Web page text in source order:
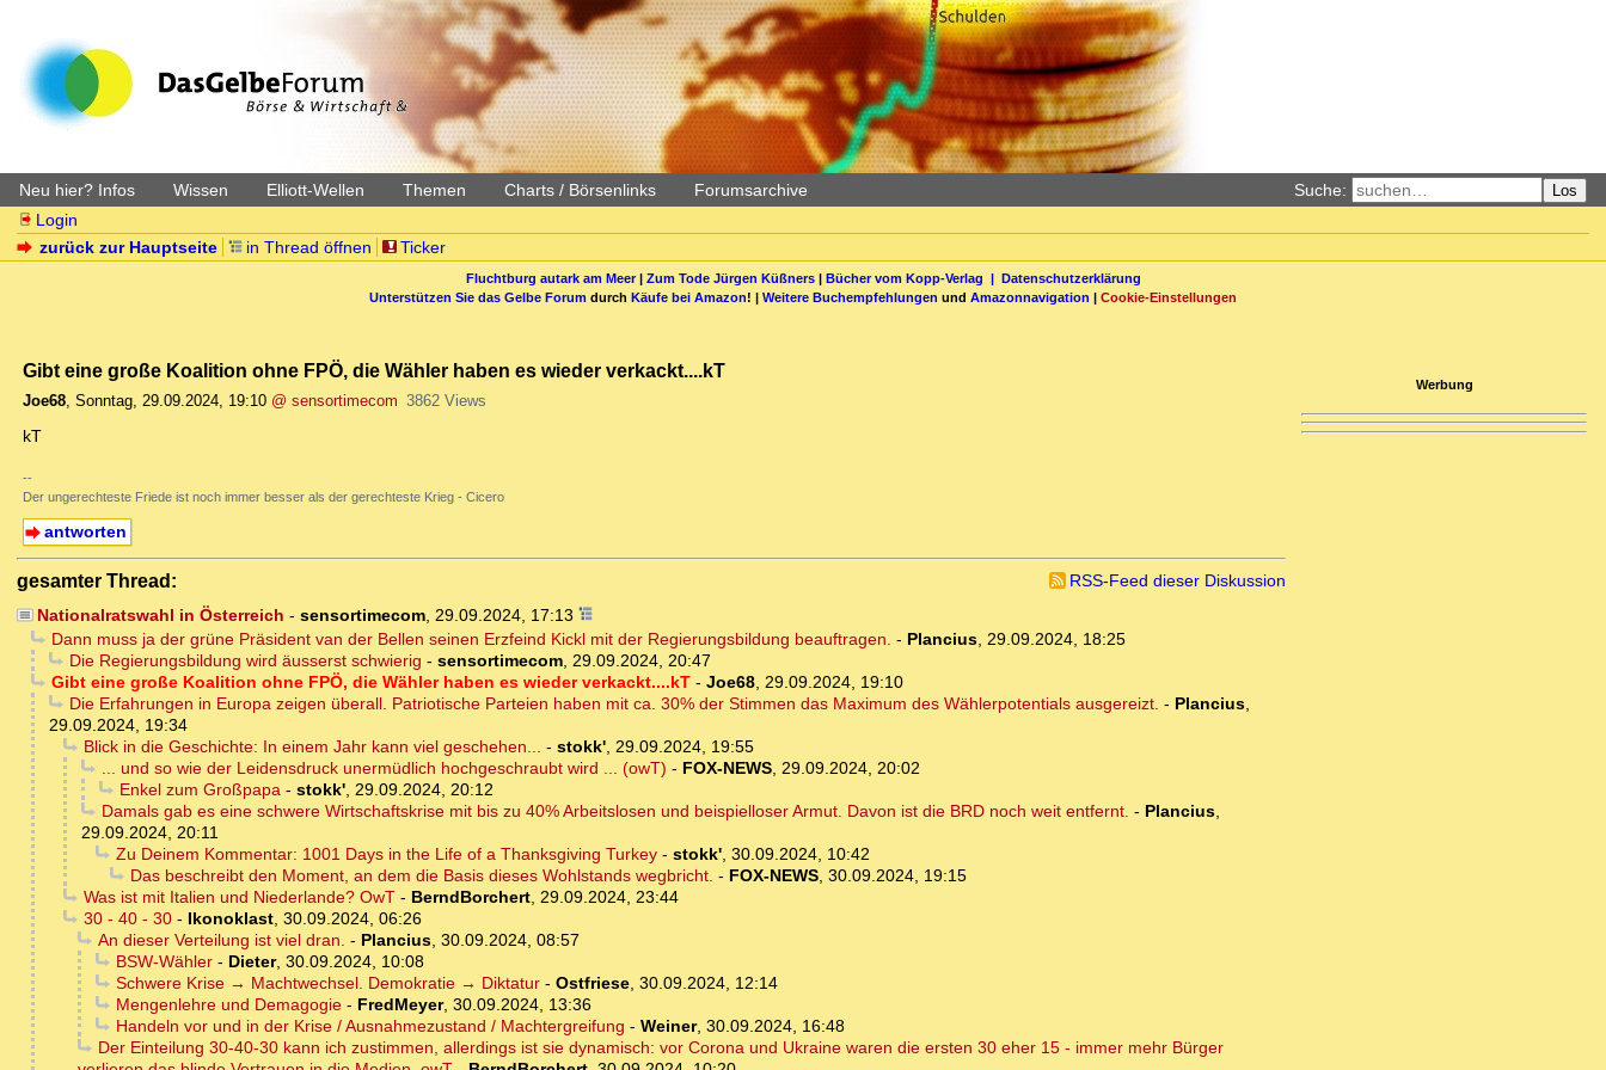
Neu hier? Infos Wissen Elliott-Wellen Themen Charts / Börsenlinks Forumsarchive Suche: Los
Login
zurück zur Hauptseite
in Thread öffnen Ticker
Fluchtburg autark am Meer| Zum Tode Jürgen Küßners| Bücher vom Kopp-Verlag | Datenschutzerklärung
Unterstützen Sie das Gelbe Forum durch Käufe bei Amazon! | Weitere Buchempfehlungen und Amazonnavigation | Cookie-Einstellungen
Gibt eine große Koalition ohne FPÖ, die Wähler haben es wieder verkackt....kT
Joe68, Sonntag, 29.09.2024, 19:10 @ sensortimecom 3862 Views
kT
--
Der ungerechteste Friede ist noch immer besser als der gerechteste Krieg - Cicero
antworten
gesamter Thread:
RSS-Feed dieser Diskussion
Nationalratswahl in Österreich - sensortimecom, 29.09.2024, 17:13
Dann muss ja der grüne Präsident van der Bellen seinen Erzfeind Kickl mit der Regierungsbildung beauftragen. - Plancius, 29.09.2024, 18:25
Die Regierungsbildung wird äusserst schwierig - sensortimecom, 29.09.2024, 20:47
Gibt eine große Koalition ohne FPÖ, die Wähler haben es wieder verkackt....kT- Joe68, 29.09.2024, 19:10
Die Erfahrungen in Europa zeigen überall. Patriotische Parteien haben mit ca. 30% der Stimmen das Maximum des Wählerpotentials ausgereizt. - Plancius,
29.09.2024, 19:34
Blick in die Geschichte: In einem Jahr kann viel geschehen... - stokk', 29.09.2024, 19:55
... und so wie der Leidensdruck unermüdlich hochgeschraubt wird ... (owT) - FOX-NEWS, 29.09.2024, 20:02
Enkel zum Großpapa- stokk', 29.09.2024, 20:12
Damals gab es eine schwere Wirtschaftskrise mit bis zu 40% Arbeitslosen und beispielloser Armut. Davon ist die BRD noch weit entfernt. - Plancius,
29.09.2024, 20:11
Zu Deinem Kommentar: 1001 Days in the Life of a Thanksgiving Turkey- stokk', 30.09.2024, 10:42
Das beschreibt den Moment, an dem die Basis dieses Wohlstands wegbricht. - FOX-NEWS, 30.09.2024, 19:15
Was ist mit Italien und Niederlande? OwT- BerndBorchert, 29.09.2024, 23:44
30 - 40 - 30- Ikonoklast, 30.09.2024, 06:26
An dieser Verteilung ist viel dran. - Plancius, 30.09.2024, 08:57
BSW-Wähler- Dieter, 30.09.2024, 10:08
Schwere Krise → Machtwechsel. Demokratie → Diktatur- Ostfriese, 30.09.2024, 12:14
Mengenlehre und Demagogie- FredMeyer, 30.09.2024, 13:36
Handeln vor und in der Krise / Ausnahmezustand / Machtergreifung - Weiner, 30.09.2024, 16:48
Der Einteilung 30-40-30 kann ich zustimmen, allerdings ist sie dynamisch: vor Corona und Ukraine waren die ersten 30 eher 15 - immer mehr Bürger
Werbung